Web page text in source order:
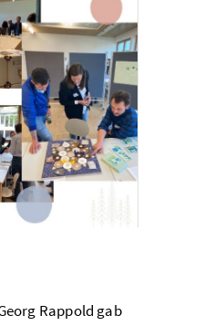
Rappold gab